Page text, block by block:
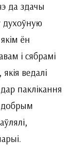
да здачы
духоўную
ён
і сябрамі
ведалі
паклікання
добрым